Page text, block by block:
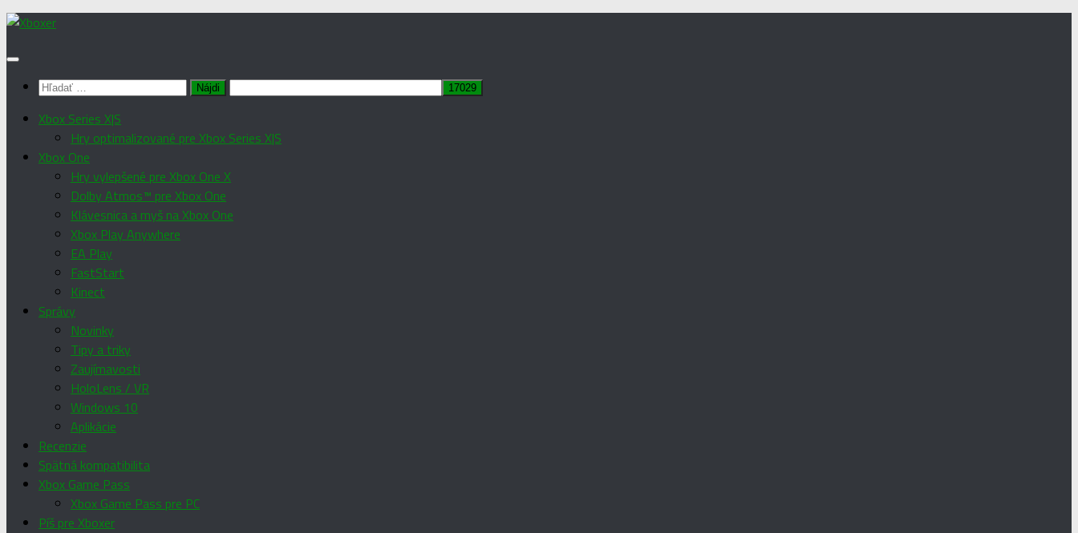
Preskočiť
obsah
Hľadať:
Xbox Series X|S
Hry optimalizované pre Xbox Series X|S
Xbox One
Hry vylepšené pre Xbox One X
Dolby Atmos™ pre Xbox One
Klávesnica a myš na Xbox One
Xbox Play Anywhere
EA Play
FastStart
Kinect
Správy
Novinky
Tipy a triky
Zaujímavosti
HoloLens / VR
Windows 10
Aplikácie
Recenzie
Spätná kompatibilita
Xbox Game Pass
Xbox Game Pass pre PC
Píš pre Xboxer